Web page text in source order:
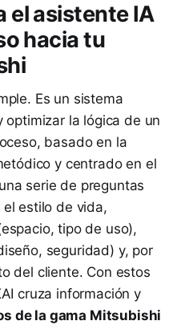
el asistente IA
hacia tu
Es un sistema
optimizar la lógica de un
basado en la
y centrado en el
serie de preguntas
estilo de vida,
tipo de uso),
seguridad) y, por
del cliente. Con estos
cruza información y
de la gama Mitsubishi